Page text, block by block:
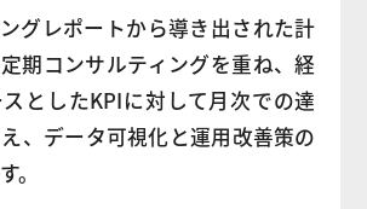
グレポートから導き出された計
期コンサルティングを重ね、経
としたKPIに対して月次での達
、データ可視化と運用改善策の
。